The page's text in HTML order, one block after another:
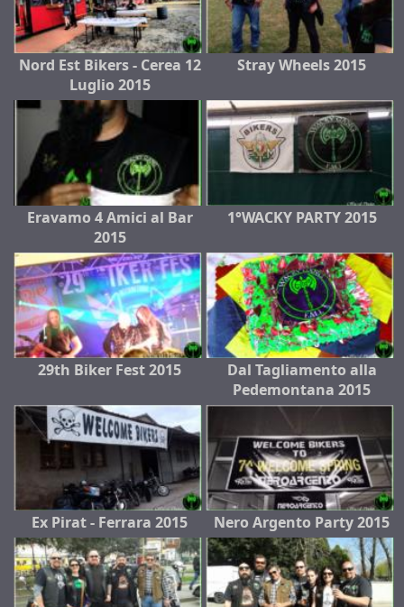
Nord Est Bikers - Cerea 12
Luglio 2015
Stray Wheels 2015
Eravamo 4 Amici al Bar
2015
1°WACKY PARTY 2015
29th Biker Fest 2015
Dal Tagliamento alla
Pedemontana 2015
Ex Pirat - Ferrara 2015 Nero Argento Party 2015